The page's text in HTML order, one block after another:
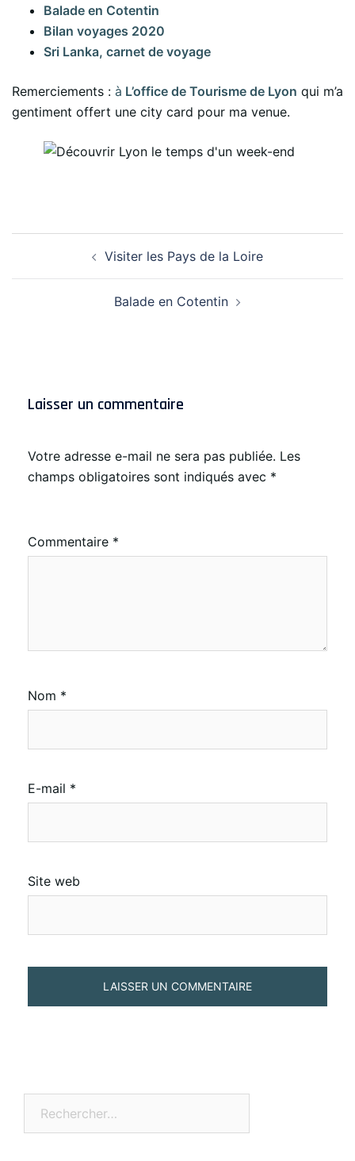
Balade en Cotentin
Bilan voyages 2020
Sri Lanka, carnet de voyage
Remerciements : à L’office de Tourisme de Lyon qui m’a
gentiment offert une city card pour ma venue.
Visiter les Pays de la Loire
Balade en Cotentin
Laisser un commentaire
Votre adresse e-mail ne sera pas publiée. Les
champs obligatoires sont indiqués avec *
Commentaire *
Nom *
E-mail *
Site web